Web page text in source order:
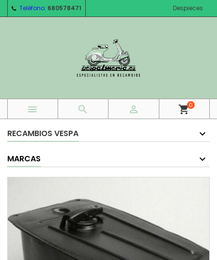
Teléfono: 680578471 Despieces
   shopping_cart0
RECAMBIOS VESPA
MARCAS